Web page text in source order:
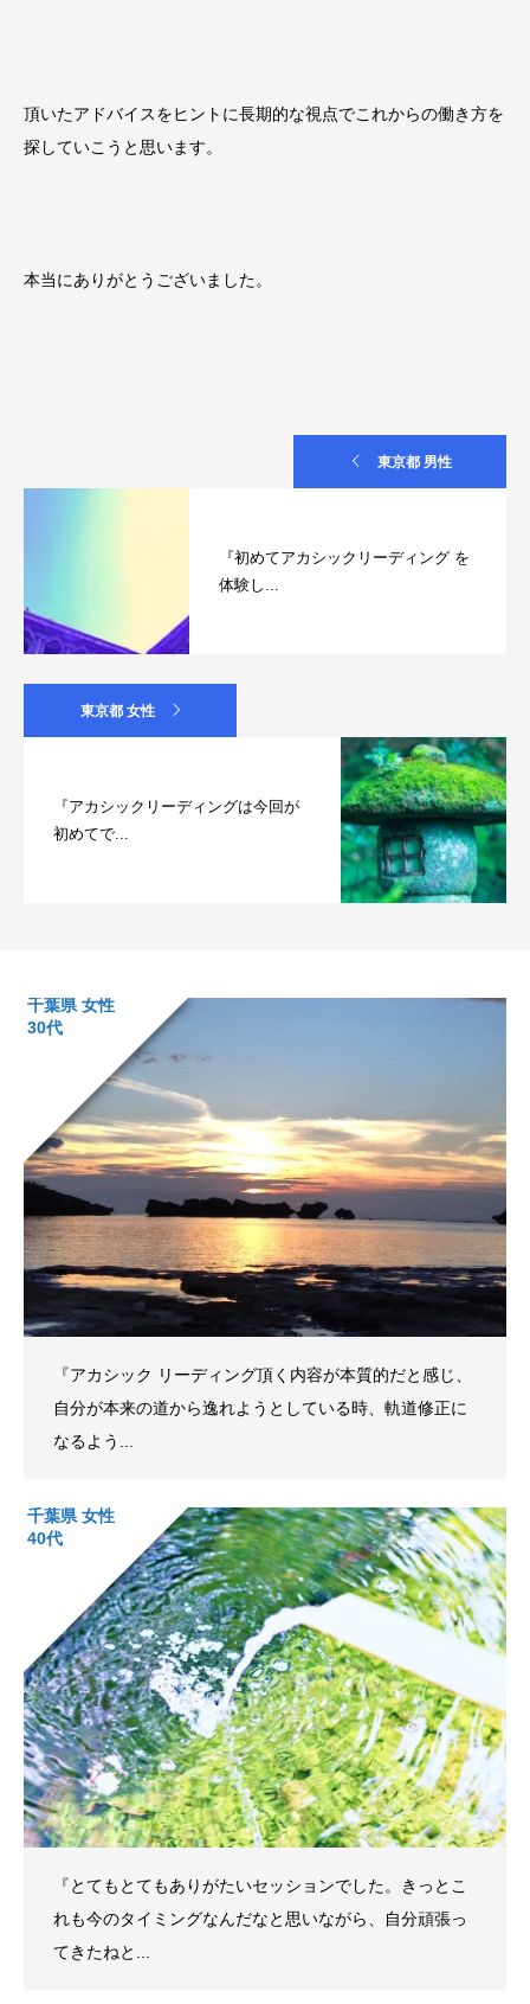
頂いたアドバイスをヒントに長期的な視点でこれからの働き方を
探していこうと思います。
本当にありがとうございました。
東京都 男性
『初めてアカシックリーディング を
体験し...
東京都 女性
『アカシックリーディングは今回が
初めてで...
千葉県 女性
30代
『アカシック リーディング頂く内容が本質的だと感じ、
自分が本来の道から逸れようとしている時、軌道修正に
なるよう...
千葉県 女性
40代
『とてもとてもありがたいセッションでした。きっとこ
れも今のタイミングなんだなと思いながら、自分頑張っ
てきたねと...